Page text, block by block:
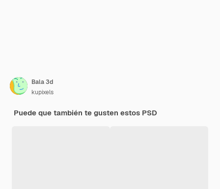
Bala 3d
kupixels
Puede que también te gusten estos PSD